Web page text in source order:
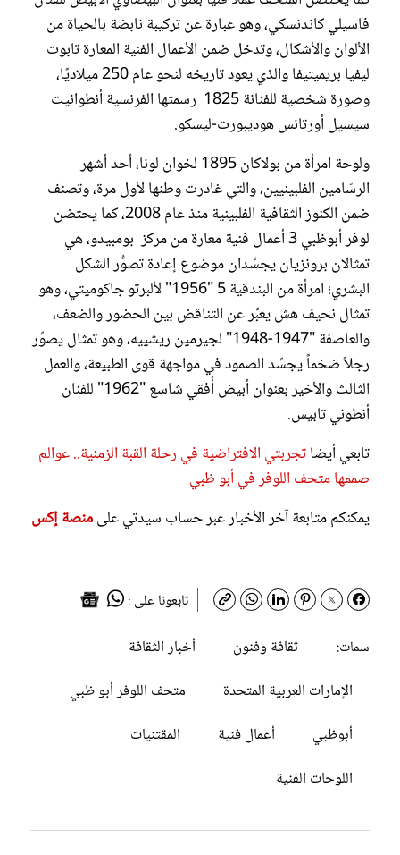
فاسيلي كاندنسكي، وهو عبارة عن تركيبة نابضة بالحياة من
الألوان والأشكال، وتدخل ضمن الأعمال الفنية المعارة تابوت
ليفيا بريميتيفا والذي يعود تاريخه لنحو عام 250 ميلاديًا،
وصورة شخصية للفنانة 1825 رسمتها الفرنسية أنطوانيت
سيسيل أورتانس هوديبورت-ليسكو.
ولوحة امرأة من بولاكان 1895 لخوان لونا، أحد أشهر
الرسّامين الفلبينيين، والتي غادرت وطنها لأول مرة، وتصنف
ضمن الكنوز الثقافية الفلبينية منذ عام 2008، كما يحتضن
لوفر أبوظبي 3 أعمال فنية معارة من مركز بومبيدو، هي
تمثالان برونزيان يجسِّدان موضوع إعادة تصوُّر الشكل
البشري؛ امرأة من البندقية 5 "1956" لألبرتو جاكوميتي، وهو
تمثال نحيف هش يعبِّر عن التناقض بين الحضور والضعف،
والعاصفة "1947-1948" لجيرمين ريشييه، وهو تمثال يصوِّر
رجلاً ضخماً يجسِّد الصمود في مواجهة قوى الطبيعة، والعمل
الثالث والأخير بعنوان أبيض أُفقي شاسع "1962" للفنان
أنطوني تابيس.
تابعي أيضاتجربتي الافتراضية في رحلة القبة الزمنية.. عوالم
صممها متحف اللوفر في أبو ظبي
يمكنكم متابعة آخر الأخبار عبر حساب سيدتي علىمنصة إكس
تابعونا على :
سمات:
ثقافة وفنون
أخبار الثقافة
الإمارات العربية المتحدة
متحف اللوفر أبو ظبي
أبوظبي
أعمال فنية
المقتنيات
اللوحات الفنية